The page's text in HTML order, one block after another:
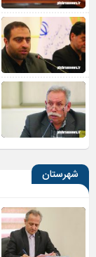
شهرستان